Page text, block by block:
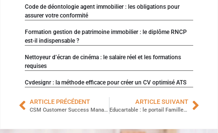
Code de déontologie agent immobilier : les obligations pour
assurer votre conformité
Formation gestion de patrimoine immobilier : le diplôme RNCP
est-il indispensable ?
Nettoyeur d’écran de cinéma : le salaire réel et les formations
requises
Cvdesignr : la méthode efficace pour créer un CV optimisé ATS
ARTICLE PRÉCÉDENT
CSM Customer Success Manager : comment devenir le CSM idéal ?
ARTICLE SUIVANT
Educartable : le portail Familles, comment se connecter et télécharger l’application ?